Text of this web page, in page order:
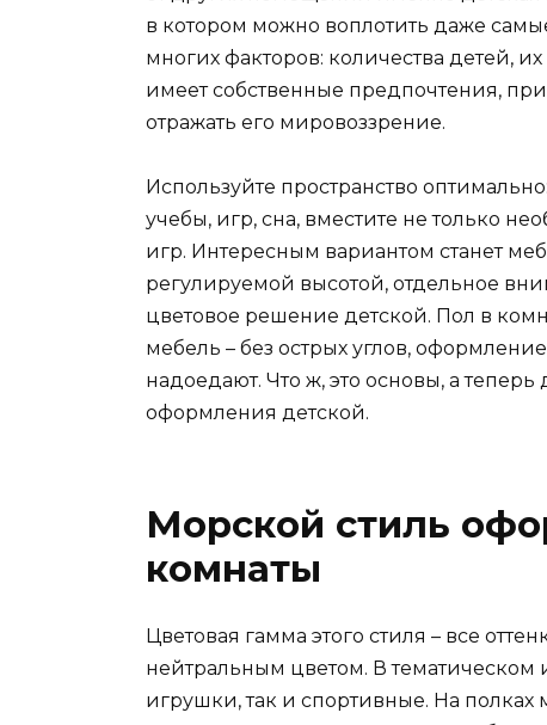
в котором можно воплотить даже
многих факторов: количества детей,
имеет собственные предпочтения,
отражать его мировоззрение.
Используйте пространство
учебы, игр, сна, вместите не только
игр. Интересным вариантом станет
регулируемой высотой, отдельное
цветовое решение детской. Пол в
мебель – без острых углов,
надоедают. Что ж, это основы, а
оформления детской.
Морской стиль
комнаты
Цветовая гамма этого стиля – все
нейтральным цветом. В тематическом
игрушки, так и спортивные. На полках